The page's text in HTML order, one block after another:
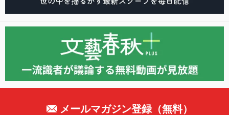
メールマガジン登録（無料）